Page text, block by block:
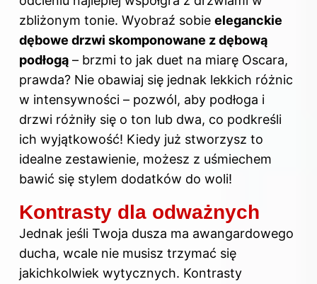
zbliżonym tonie. Wyobraź sobie eleganckie
dębowe drzwi skomponowane z dębową
podłogą – brzmi to jak duet na miarę Oscara,
prawda? Nie obawiaj się jednak lekkich różnic
w intensywności – pozwól, aby podłoga i
drzwi różniły się o ton lub dwa, co podkreśli
ich wyjątkowość! Kiedy już stworzysz to
idealne zestawienie, możesz z uśmiechem
bawić się stylem dodatków do woli!
Kontrasty dla odważnych
Jednak jeśli Twoja dusza ma awangardowego
ducha, wcale nie musisz trzymać się
jakichkolwiek wytycznych. Kontrasty